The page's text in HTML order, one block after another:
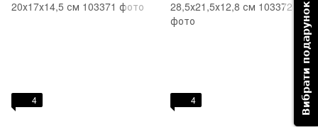
4 4 Вибрати подарунок